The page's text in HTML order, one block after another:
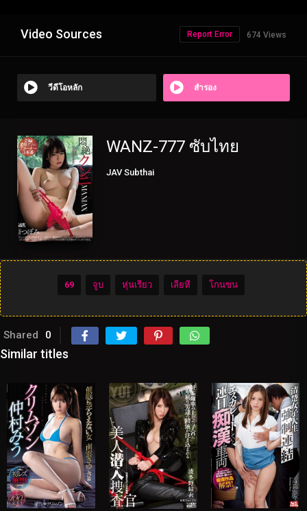
Video Sources 674 Views
Report Error
วีดีโอหลัก สำรอง
WANZ-777 ซับไทย
JAV Subthai
69 จูบ หุ่นเรียว เลียหี โกนขน
Shared 0
Similar titles